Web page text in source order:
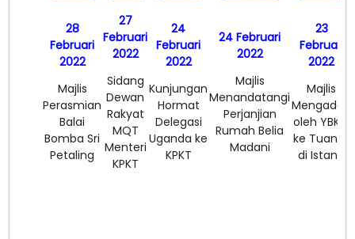
28
Februari
2022
Majlis
Perasmian
Balai
Bomba Sri
Petaling
27
Februari
2022
Sidang
Dewan
Rakyat
MQT
Menteri
KPKT
24
Februari
2022
Kunjungan
Hormat
Delegasi
Uganda ke
KPKT
24 Februari
2022
Majlis
Menandatangi
Perjanjian
Rumah Belia
Madani
23
Februari
2022
Majlis
Mengadap
oleh YBKM
ke Tuanku
di Istana